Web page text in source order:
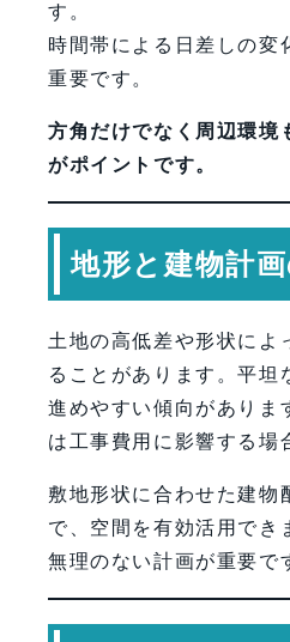
す。
時間帯による日差しの変
重要です。
方角だけでなく周辺環境
がポイントです。
地形と建物計
土地の高低差や形状によ
ることがあります。平坦
進めやすい傾向がありま
は工事費用に影響する場
敷地形状に合わせた建物
で、空間を有効活用でき
無理のない計画が重要で